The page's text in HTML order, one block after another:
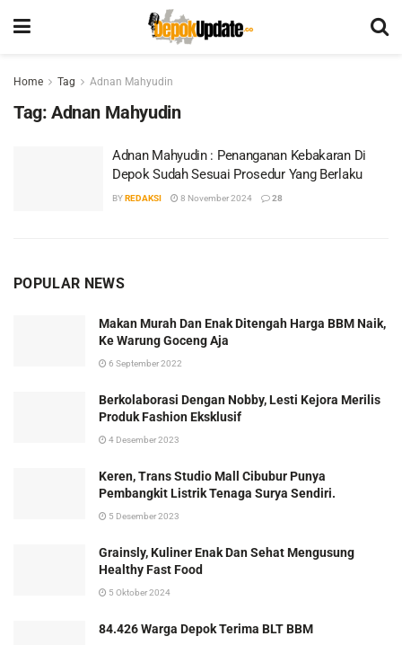
Home Tag Adnan Mahyudin
Tag: Adnan Mahyudin
Adnan Mahyudin : Penanganan Kebakaran Di
Depok Sudah Sesuai Prosedur Yang Berlaku
BYREDAKSI 8 November 2024 28
POPULAR NEWS
Makan Murah Dan Enak Ditengah Harga BBM Naik,
Ke Warung Goceng Aja
6 September 2022
Berkolaborasi Dengan Nobby, Lesti Kejora Merilis
Produk Fashion Eksklusif
4 Desember 2023
Keren, Trans Studio Mall Cibubur Punya
Pembangkit Listrik Tenaga Surya Sendiri.
5 Desember 2023
Grainsly, Kuliner Enak Dan Sehat Mengusung
Healthy Fast Food
5 Oktober 2024
84.426 Warga Depok Terima BLT BBM